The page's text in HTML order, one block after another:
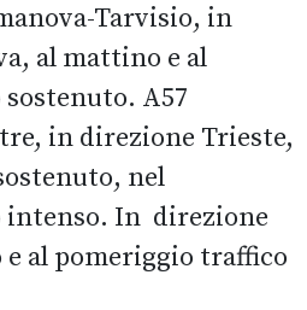
Tarvisio, in
al mattino e al
A57
in direzione Trieste,
nel
intenso. In direzione
al pomeriggio traffico